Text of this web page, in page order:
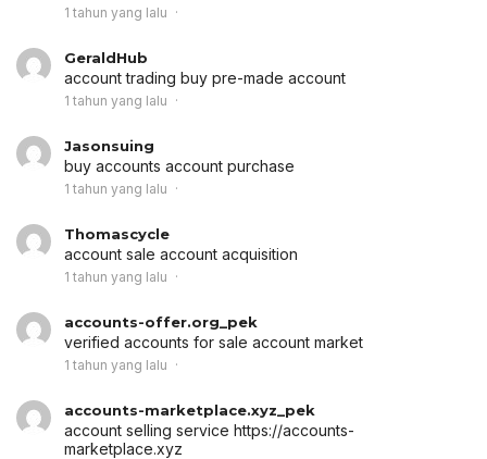
1 tahun yang lalu
GeraldHub
account trading buy pre-made account
1 tahun yang lalu
Jasonsuing
buy accounts account purchase
1 tahun yang lalu
Thomascycle
account sale account acquisition
1 tahun yang lalu
accounts-offer.org_pek
verified accounts for sale account market
1 tahun yang lalu
accounts-marketplace.xyz_pek
account selling service https://accounts-
marketplace.xyz